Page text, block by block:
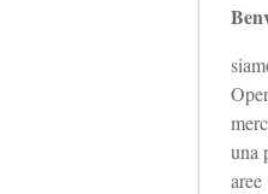
una